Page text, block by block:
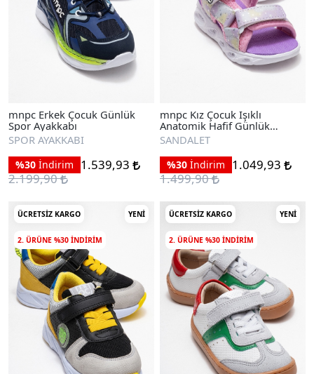
mnpc Erkek Çocuk Günlük
Spor Ayakkabı
SPOR AYAKKABI
%30 İndirim
1.539,93
2.199,90
mnpc Kız Çocuk Işıklı
Anatomik Hafif Günlük
Sandalet
SANDALET
%30 İndirim
1.049,93
1.499,90
ÜCRETSIZ KARGO YENI
2. ÜRÜNE %30 INDIRIM
ÜCRETSIZ KARGO YENI
2. ÜRÜNE %30 INDIRIM